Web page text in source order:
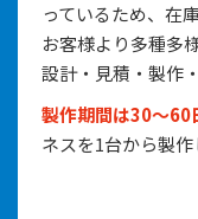
っているため、在
お客様より多種多
設計・見積・製作
製作期間は30～60
ネスを1台から製作